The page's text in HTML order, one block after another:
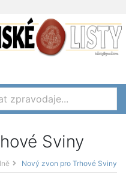
Sviny
Nový zvon pro Trhové Sviny